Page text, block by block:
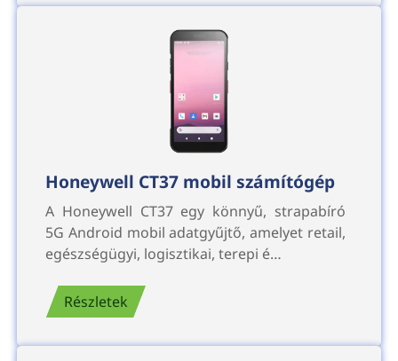
Honeywell CT37 mobil számítógép
A Honeywell CT37 egy könnyű, strapabíró
5G Android mobil adatgyűjtő, amelyet retail,
egészségügyi, logisztikai, terepi é…
Részletek